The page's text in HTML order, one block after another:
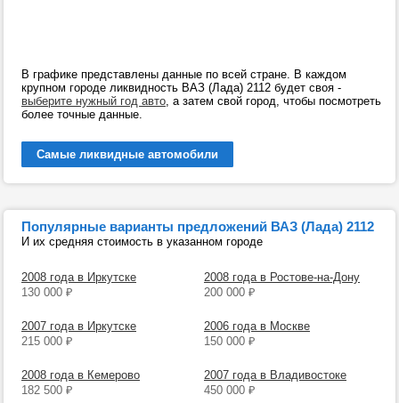
В графике представлены данные по всей стране. В каждом
крупном городе ликвидность ВАЗ (Лада) 2112 будет своя -
выберите нужный год авто, а затем свой город, чтобы посмотреть
более точные данные.
Самые ликвидные автомобили
Популярные варианты предложений ВАЗ (Лада) 2112
И их средняя стоимость в указанном городе
2008 года в Иркутске
130 000 ₽
2008 года в Ростове-на-Дону
200 000 ₽
2007 года в Иркутске
215 000 ₽
2006 года в Москве
150 000 ₽
2008 года в Кемерово
182 500 ₽
2007 года в Владивостоке
450 000 ₽